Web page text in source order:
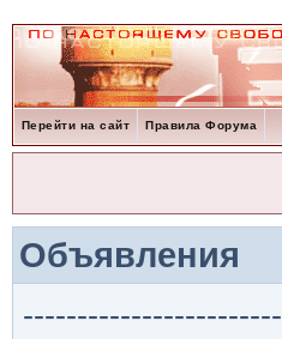
Перейти на сайт Правила Форума
Объявления